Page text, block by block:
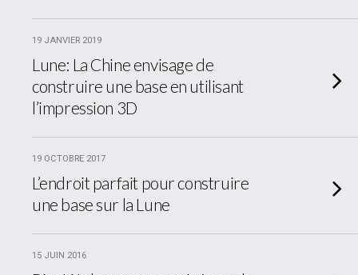
19 JANVIER 2019
Lune: La Chine envisage de
construire une base en utilisant
l’impression 3D
19 OCTOBRE 2017
L’endroit parfait pour construire
une base sur la Lune
15 JUIN 2016